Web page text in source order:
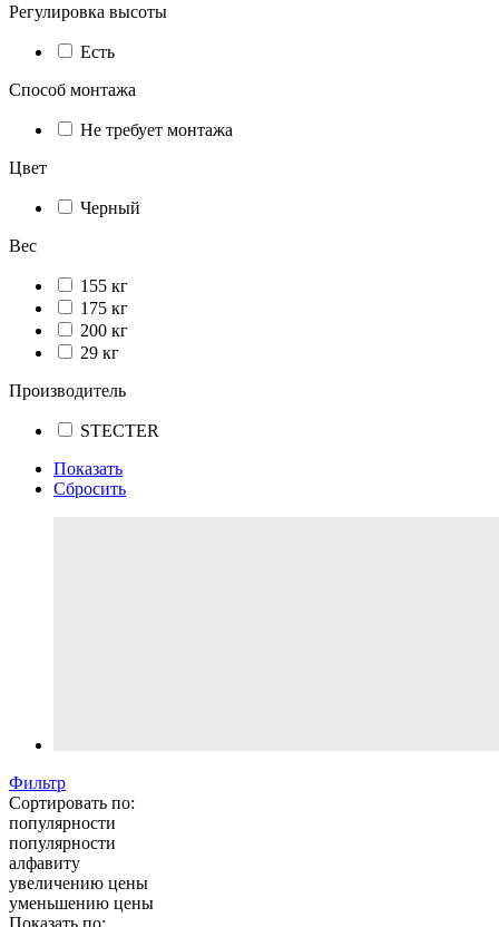
Регулировка высоты
Есть
Способ монтажа
Не требует монтажа
Цвет
Черный
Вес
155 кг
175 кг
200 кг
29 кг
Производитель
STECTER
Показать
Сбросить
Фильтр
Сортировать по:
популярности
популярности
алфавиту
увеличению цены
уменьшению цены
Показать по: